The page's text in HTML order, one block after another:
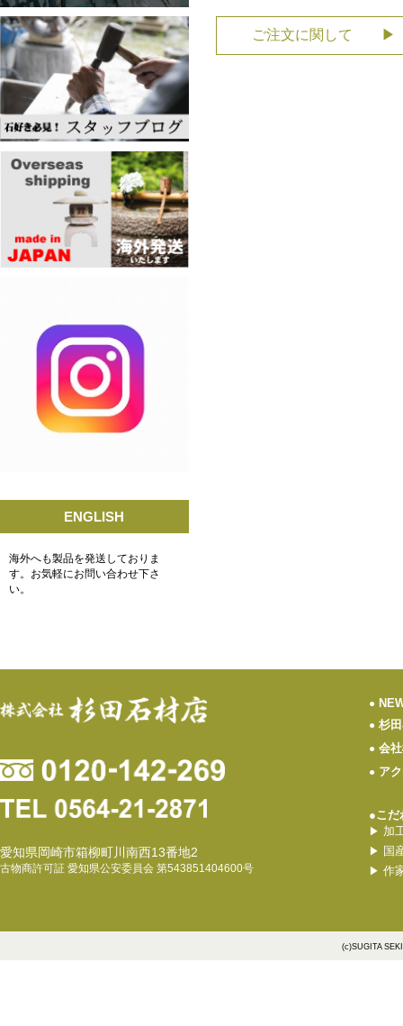
ENGLISH
海外へも製品を発送しておりま
す。お気軽にお問い合わせ下さ
い。
ご注文に関して ▶
愛知県岡崎市箱柳町川南西13番地2
古物商許可証 愛知県公安委員会 第543851404600号
●
● 杉
● 会
● ア
●こだ
▶ 加
▶ 国
▶ 作
(c)SUGITA